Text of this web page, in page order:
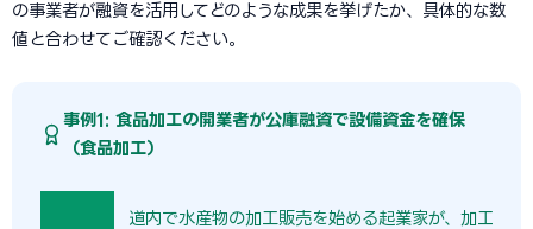
の事業者が融資を活用してどのような成果を挙げたか、具体的な数
値と合わせてご確認ください。
事例1: 食品加工の開業者が公庫融資で設備資金を確保
（食品加工）
道内で水産物の加工販売を始める起業家が、加工機械